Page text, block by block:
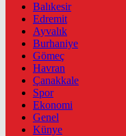
Balıkesir
Edremit
Ayvalık
Burhaniye
Gömeç
Havran
Çanakkale
Spor
Ekonomi
Genel
Künye